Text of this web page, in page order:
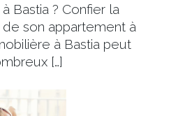
Bastia ? Confier la
son appartement à
à Bastia peut
[…]